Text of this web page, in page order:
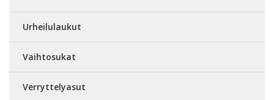
Urheilulaukut
Vaihtosukat
Verryttelyasut